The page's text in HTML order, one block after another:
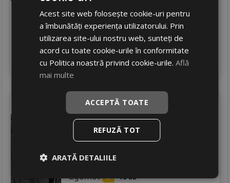
747RON
783 RON Discount %
Ultimele 2 bucati!
livrare 2/3 zile
4 Adauga in cos
Kormoran Suv summer
275/40 R20 106Y
SUV / 4x4
Consum
Aderenta
Zgomot B 73 dB
Acest site web folosește cookie-uri pentru
a îmbunătăți experiența utilizatorului. Prin
utilizarea site-ului nostru web, sunteți de
acord cu toate cookie-urile în conformitate
cu Politica noastră privind cookie-urile.Află
mai multe
ACCEPTĂ TOATE
REFUZĂ TOT
ARATĂ DETALIILE